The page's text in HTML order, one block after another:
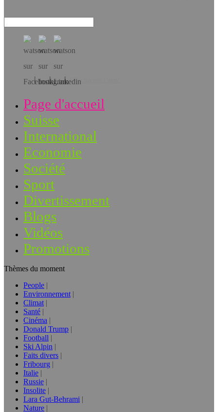
Téléchargez l’app!
Page d'accueil
Suisse
International
Economie
Société
Sport
Divertissement
Blogs
Vidéos
Promotions
Thèmes du moment
People
Environnement
Climat
Santé
Cinéma
Donald Trump
Football
Ski Alpin
Faits divers
Fribourg
Italie
Russie
Insolite
Lara Gut-Behrami
Nature